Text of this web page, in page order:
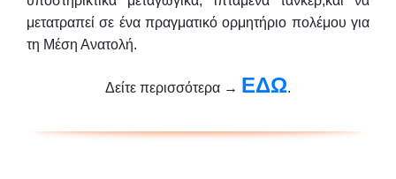
μετατραπεί σε ένα πραγματικό ορμητήριο πολέμου για
τη Μέση Ανατολή.
Δείτε περισσότερα → ΕΔΩ.